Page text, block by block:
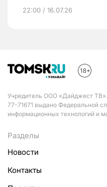
22:00 / 16.07.26
Учредитель ООО «Дайджест
77-71671 выдано Федеральной
информационных технологий и
Разделы
Новости
Контакты